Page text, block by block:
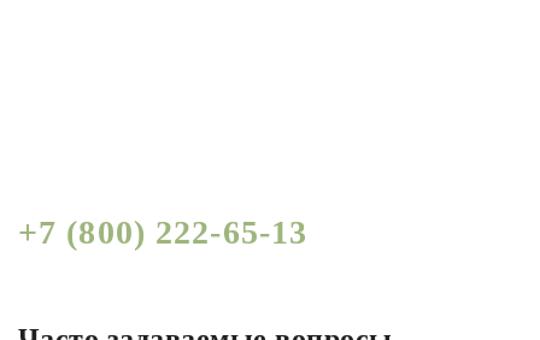
+7 (800) 222-65-13